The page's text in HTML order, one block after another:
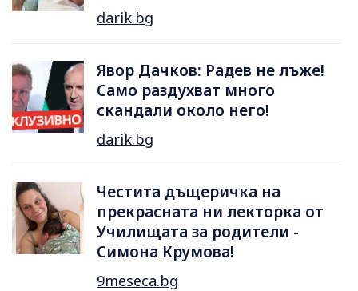
darik.bg
Явор Дачков: Радев не лъже!
Само раздухват много
скандали около него!
darik.bg
Честита дъщеричка на
прекрасната ни лекторка от
Училищата за родители -
Симона Крумова!
9meseca.bg